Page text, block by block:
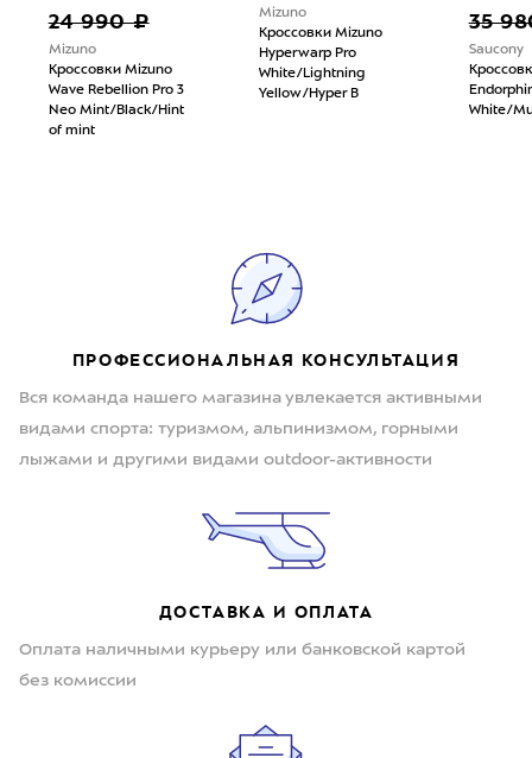
24 990 ₽
Mizuno
Кроссовки Mizuno
Wave Rebellion Pro 3
Neo Mint/Black/Hint
of mint
Mizuno
Кроссовки Mizuno
Hyperwarp Pro
White/Lightning
Yellow/Hyper B
35
Saucony
White/
ПРОФЕССИОНАЛЬНАЯ КОНСУЛЬТАЦИЯ
Вся команда нашего магазина увлекается активными
видами спорта: туризмом, альпинизмом, горными
лыжами и другими видами outdoor-активности
ДОСТАВКА И ОПЛАТА
Оплата наличными курьеру или банковской картой
без комиссии